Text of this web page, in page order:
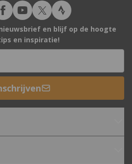
en blijf op de hoogte
en inspiratie!